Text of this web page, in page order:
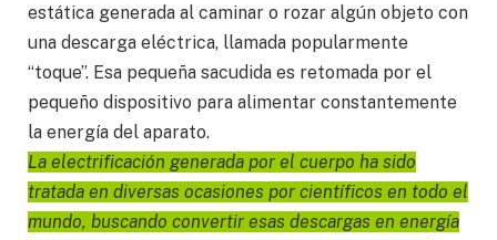
estática generada al caminar o rozar algún objeto con
una descarga eléctrica, llamada popularmente
“toque”. Esa pequeña sacudida es retomada por el
pequeño dispositivo para alimentar constantemente
la energía del aparato.
La electrificación generada por el cuerpo ha sido
tratada en diversas ocasiones por científicos en todo el
mundo, buscando convertir esas descargas en energía